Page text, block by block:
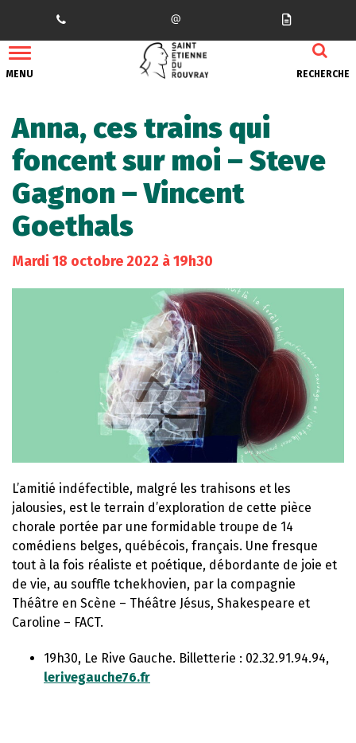
MENU RECHERCHE
Anna, ces trains qui
foncent sur moi – Steve
Gagnon – Vincent
Goethals
Mardi 18 octobre 2022 à 19h30
L’amitié indéfectible, malgré les trahisons et les
jalousies, est le terrain d’exploration de cette pièce
chorale portée par une formidable troupe de 14
comédiens belges, québécois, français. Une fresque
tout à la fois réaliste et poétique, débordante de joie et
de vie, au souffle tchekhovien, par la compagnie
Théâtre en Scène – Théâtre Jésus, Shakespeare et
Caroline – FACT.
19h30, Le Rive Gauche. Billetterie : 02.32.91.94.94,
lerivegauche76.fr